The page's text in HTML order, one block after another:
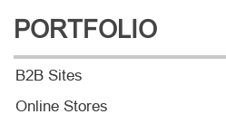
PORTFOLIO
B2B Sites
Online Stores